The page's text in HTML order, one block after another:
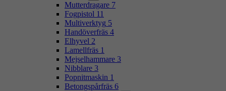
Mutterdragare 7
Fogpistol 11
Multiverktyg 5
Handöverfräs 4
Elhyvel 2
Lamellfräs 1
Mejselhammare 3
Nibblare 3
Popnitmaskin 1
Betongspårfräs 6